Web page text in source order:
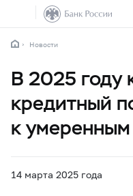
Новости
В 2025 году
кредитный
к
14 марта 2025 года